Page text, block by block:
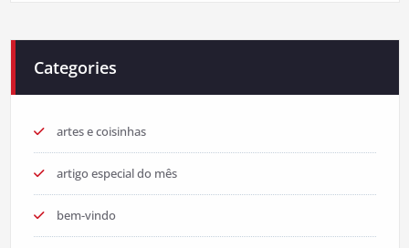
Categories
artes e coisinhas
artigo especial do mês
bem-vindo